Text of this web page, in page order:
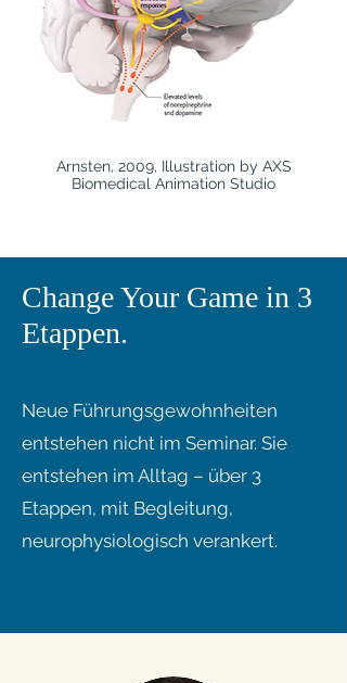
Arnsten, 2009, Illustration by AXS
Biomedical Animation Studio
Change Your Game in 3
Etappen.
Neue Führungsgewohnheiten
entstehen nicht im Seminar. Sie
entstehen im Alltag – über 3
Etappen, mit Begleitung,
neurophysiologisch verankert.